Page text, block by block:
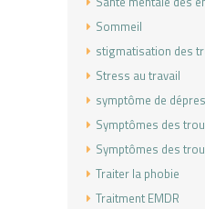
Sommeil
stigmatisation des
Stress au travail
symptôme de
Symptômes des
Symptômes des
Traiter la phobie
Traitment EMDR